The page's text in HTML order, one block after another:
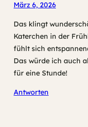
März 6, 2026
Das klingt
Katerchen in der
fühlt sich
Das würde ich auch
für eine Stunde!
Antworten